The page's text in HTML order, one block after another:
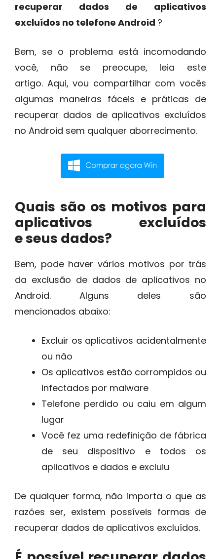
recuperar dados de aplicativos
excluídos no telefone Android ?
Bem, se o problema está incomodando
você, não se preocupe, leia este
artigo. Aqui, vou compartilhar com vocês
algumas maneiras fáceis e práticas de
recuperar dados de aplicativos excluídos
no Android sem qualquer aborrecimento.
Quais são os motivos para
aplicativos excluídos
e seus dados?
Bem, pode haver vários motivos por trás
da exclusão de dados de aplicativos no
Android. Alguns deles são
mencionados abaixo:
Excluir os aplicativos acidentalmente
ou não
Os aplicativos estão corrompidos ou
infectados por malware
Telefone perdido ou caiu em algum
lugar
Você fez uma redefinição de fábrica
de seu dispositivo e todos os
aplicativos e dados e excluiu
De qualquer forma, não importa o que as
razões ser, existem possíveis formas de
recuperar dados de aplicativos excluídos.